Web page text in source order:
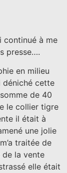
continué à me
presse….
en milieu
déniché cette
de 40
le collier tigre
il était à
une jolie
traitée de
de la vente
elle était